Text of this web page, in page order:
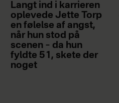
Langt ind i karrieren
oplevede Jette Torp
en følelse af angst,
når hun stod på
scenen – da hun
fyldte 51, skete der
noget